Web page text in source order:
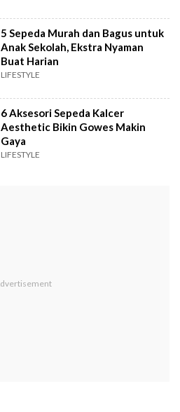
5 Sepeda Murah dan Bagus untuk
Anak Sekolah, Ekstra Nyaman
Buat Harian
LIFESTYLE
6 Aksesori Sepeda Kalcer
Aesthetic Bikin Gowes Makin
Gaya
LIFESTYLE